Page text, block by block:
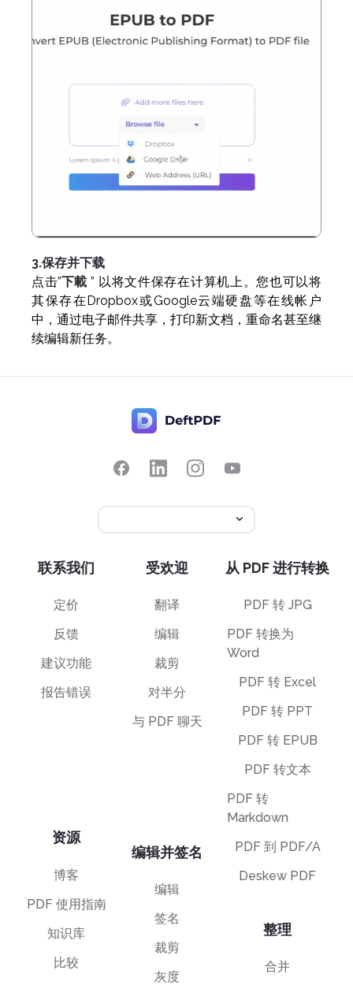
3.保存并下载
点击”下載 ” 以将文件保存在计算机上。您也可以将
其保存在Dropbox或Google云端硬盘等在线帐户
中，通过电子邮件共享，打印新文档，重命名甚至继
续编辑新任务。
联系我们
定价
反馈
建议功能
报告错误
资源
博客
PDF 使用指南
知识库
比较
受欢迎
翻译
编辑
裁剪
对半分
与 PDF 聊天
编辑并签名
编辑
签名
裁剪
灰度
从 PDF 进行转换
PDF 转 JPG
PDF 转换为
Word
PDF 转 Excel
PDF 转 PPT
PDF 转 EPUB
PDF 转文本
PDF 转
Markdown
PDF 到 PDF/A
Deskew PDF
整理
合并